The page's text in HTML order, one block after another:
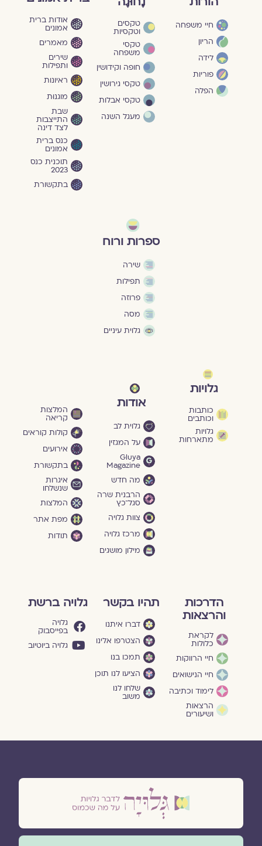
חיי משפחה
הריון
לידה
פוריות
הפלה
טקסים
וטקסיות
טקסי
משפחה
חופה וקידושין
טקסי גירושין
טקסי אבלות
מעגל השנה
אודות ברית
אמונים
מאמרים
שירים
ותפילות
ראיונות
מוגנוּת
שבת
התייצבות
לצד דינה
כנס ברית
אמונים
תוכנית כנס
2023
בתקשורת
ספרות ורוח
שירה
תפילות
פרוזה
מסה
גלוית עיניים
גלויות
כותבות
וכותבים
גלויות
מתארחות
אודות
גלוית לב
על המגזין
Gluya
Magazine
מה חדש
הרבנית שרה
סגל־כץ
צוות גלויה
מרכז גלויה
מילון מושגים
המלצות
קריאה
קולות קוראים
אירועים
בתקשורת
איגרות
שנשלחו
המלצות
מפת אתר
תודות
הדרכות
והרצאות
לקראת
כלולות
חיי הרווקות
חיי הנישואים
לימוד וכתיבה
הרצאות
ושיעורים
תהיו בקשר
דברו איתנו
הצטרפו אלינו
תמכו בנו
הציעו לנו תוכן
שלחו לנו
משוב
גלויה ברשת
גלויה
בפייסבוק
גלויה ביוטיוב